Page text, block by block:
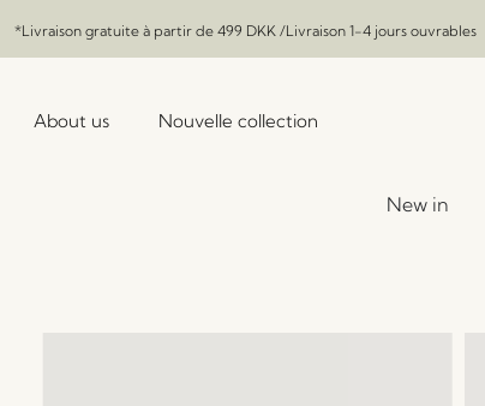
*Livraison gratuite à partir de 499 DKK /Livraison 1-4 jours ouvrables
About us Nouvelle collection
New in